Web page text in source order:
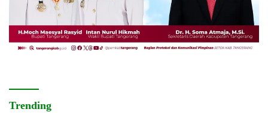
Trending